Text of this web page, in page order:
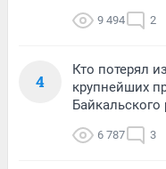
9 494 2
4
Кто потерял
крупнейших
Байкальского
6 787 3